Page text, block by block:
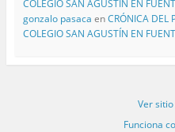
COLEGIO SAN AGUSTÍN EN
gonzalo pasaca enCRÓNICA DEL
COLEGIO SAN AGUSTÍN EN
Ver
Funciona